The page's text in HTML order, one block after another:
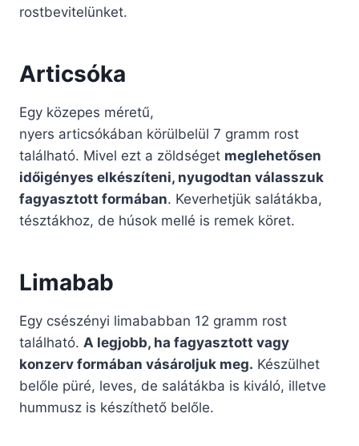
rostbevitelünket.
Articsóka
Egy közepes méretű,
nyers articsókában körülbelül 7 gramm rost
található. Mivel ezt a zöldséget meglehetősen
időigényes elkészíteni, nyugodtan válasszuk
fagyasztott formában. Keverhetjük salátákba,
tésztákhoz, de húsok mellé is remek köret.
Limabab
Egy csészényi limababban 12 gramm rost
található. A legjobb, ha fagyasztott vagy
konzerv formában vásároljuk meg. Készülhet
belőle püré, leves, de salátákba is kiváló, illetve
hummusz is készíthető belőle.